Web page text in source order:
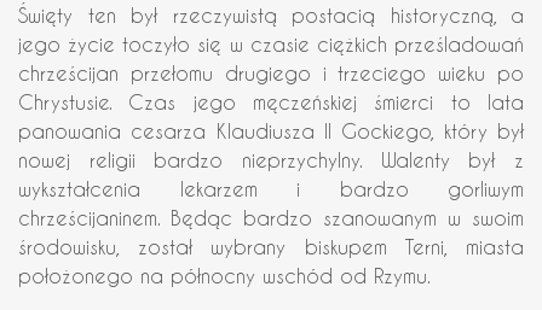
Święty ten był rzeczywistą postacią historyczną, a
jego życie toczyło się w czasie ciężkich prześladowań
chrześcijan przełomu drugiego i trzeciego wieku po
Chrystusie. Czas jego męczeńskiej śmierci to lata
panowania cesarza Klaudiusza II Gockiego, który był
nowej religii bardzo nieprzychylny. Walenty był z
wykształcenia lekarzem i bardzo gorliwym
chrześcijaninem. Będąc bardzo szanowanym w swoim
środowisku, został wybrany biskupem Terni, miasta
położonego na północny wschód od Rzymu.